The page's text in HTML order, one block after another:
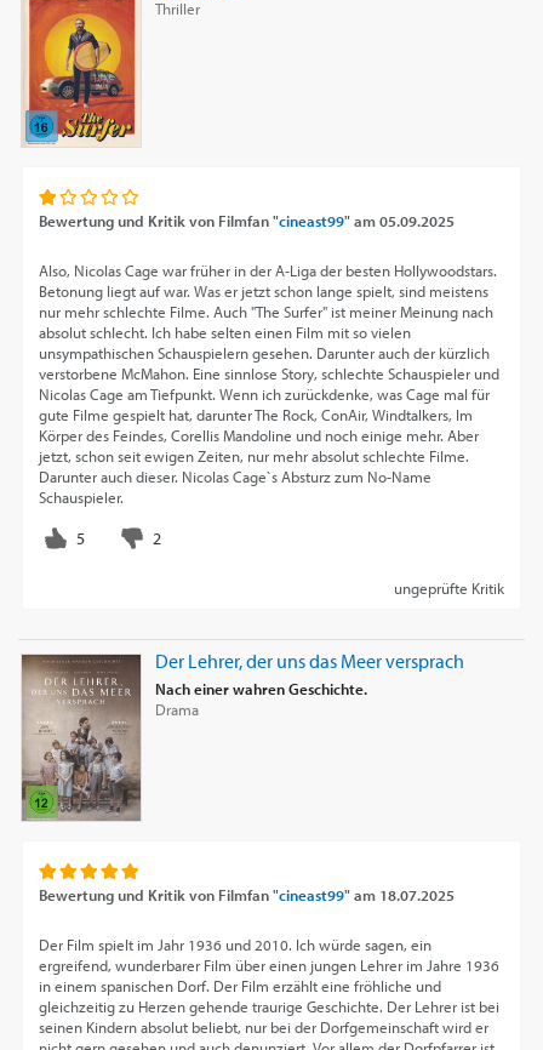
Thriller
Bewertung und Kritik von Filmfan "cineast99"am05.09.2025
Also, Nicolas Cage war früher in der A-Liga der besten Hollywoodstars.
Betonung liegt auf war. Was er jetzt schon lange spielt, sind meistens
nur mehr schlechte Filme. Auch "The Surfer" ist meiner Meinung nach
absolut schlecht. Ich habe selten einen Film mit so vielen
unsympathischen Schauspielern gesehen. Darunter auch der kürzlich
verstorbene McMahon. Eine sinnlose Story, schlechte Schauspieler und
Nicolas Cage am Tiefpunkt. Wenn ich zurückdenke, was Cage mal für
gute Filme gespielt hat, darunter The Rock, ConAir, Windtalkers, Im
Körper des Feindes, Corellis Mandoline und noch einige mehr. Aber
jetzt, schon seit ewigen Zeiten, nur mehr absolut schlechte Filme.
Darunter auch dieser. Nicolas Cage`s Absturz zum No-Name
Schauspieler.
ungeprüfte Kritik
Der Lehrer, der uns das Meer versprach
Nach einer wahren Geschichte.
Drama
Bewertung und Kritik von Filmfan "cineast99"am 18.07.2025
Der Film spielt im Jahr 1936 und 2010. Ich würde sagen, ein
ergreifend, wunderbarer Film über einen jungen Lehrer im Jahre 1936
in einem spanischen Dorf. Der Film erzählt eine fröhliche und
gleichzeitig zu Herzen gehende traurige Geschichte. Der Lehrer ist bei
seinen Kindern absolut beliebt, nur bei der Dorfgemeinschaft wird er